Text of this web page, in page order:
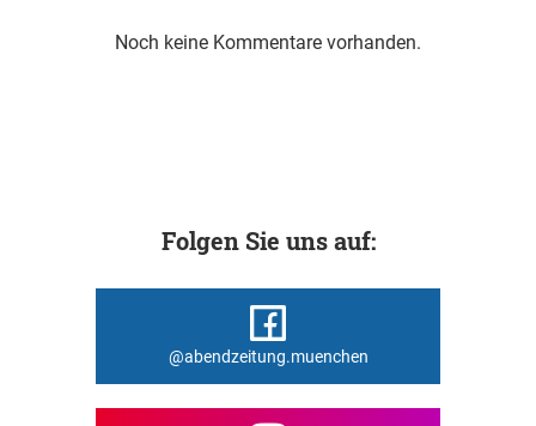
Noch keine Kommentare vorhanden.
Folgen Sie uns auf:
@abendzeitung.muenchen